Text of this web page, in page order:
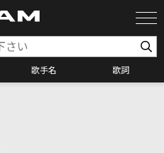
歌手名 歌詞